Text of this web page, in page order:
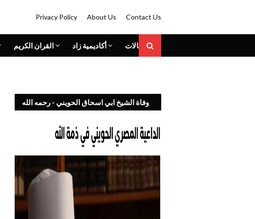
Privacy Policy About Us Contact Us
القران الكريم أكاديمية زاد المقالات
وفاة الشيخ ابي اسحاق الحويني - رحمه الله